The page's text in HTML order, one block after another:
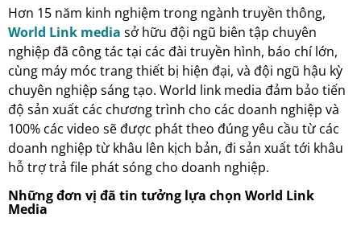
Hơn 15 năm kinh nghiệm trong ngành truyền thông,
World Link media sở hữu đội ngũ biên tập chuyên
nghiệp đã công tác tại các đài truyền hình, báo chí lớn,
cùng máy móc trang thiết bị hiện đại, và đội ngũ hậu kỳ
chuyên nghiệp sáng tạo. World link media đảm bảo tiến
độ sản xuất các chương trình cho các doanh nghiệp và
100% các video sẽ được phát theo đúng yêu cầu từ các
doanh nghiệp từ khâu lên kịch bản, đi sản xuất tới khâu
hỗ trợ trả file phát sóng cho doanh nghiệp.
Những đơn vị đã tin tưởng lựa chọn World Link
Media